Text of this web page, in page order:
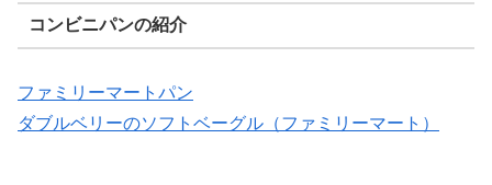
コンビニパンの紹介
ファミリーマートパン
ダブルベリーのソフトベーグル（ファミリーマート）